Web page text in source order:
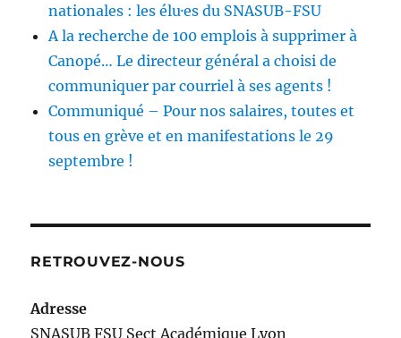
nationales : les élu·es du SNASUB-FSU
A la recherche de 100 emplois à supprimer à
Canopé… Le directeur général a choisi de
communiquer par courriel à ses agents !
Communiqué – Pour nos salaires, toutes et
tous en grève et en manifestations le 29
septembre !
RETROUVEZ-NOUS
Adresse
SNASUB FSU Sect Académique Lyon